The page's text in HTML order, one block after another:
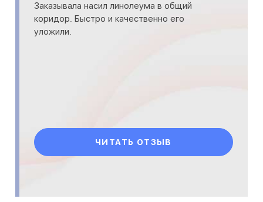
Заказывала насил линолеума в общий
коридор. Быстро и качественно его
уложили.
ЧИТАТЬ ОТЗЫВ